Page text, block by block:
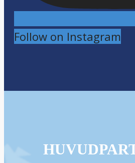
Follow on Instagram